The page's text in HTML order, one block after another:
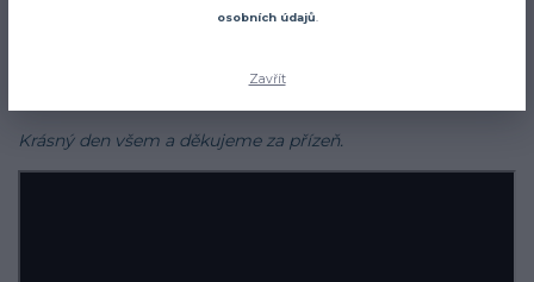
Zajímá Vás jak to u nás chodí?
Krásný den všem a děkujeme za přízeň.
osobních údajů
Zavřít